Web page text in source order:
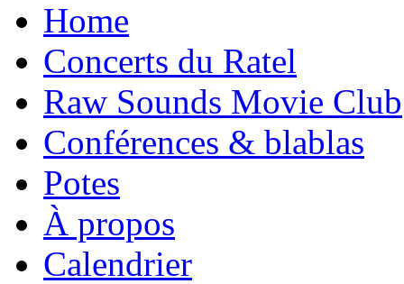
Home
Concerts du Ratel
Raw Sounds Movie Club
Conférences & blablas
Potes
À propos
Calendrier